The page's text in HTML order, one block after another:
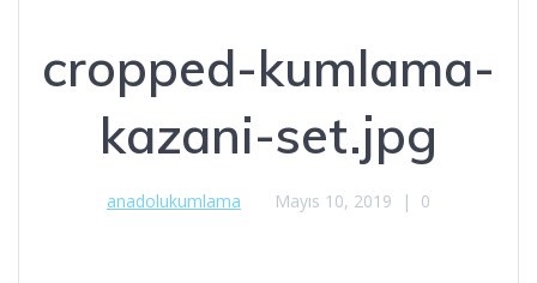
cropped-kumlama-
kazani-set.jpg
anadolukumlama Mayıs 10, 2019 | 0